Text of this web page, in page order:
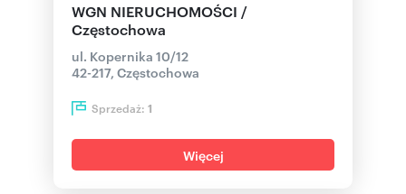
WGN NIERUCHOMOŚCI /
Częstochowa
ul. Kopernika 10/12
42-217, Częstochowa
Sprzedaż: 1
Więcej